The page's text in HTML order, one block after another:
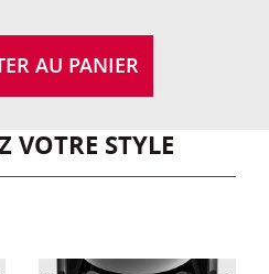
AU PANIER
VOTRE STYLE